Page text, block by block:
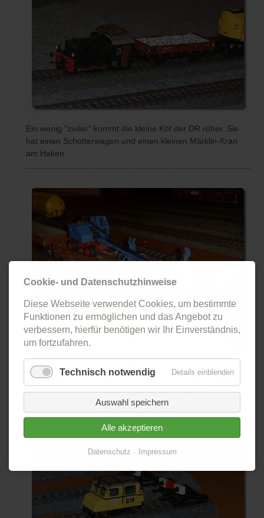
Ein wenig "ziviler" kommt die kleine Köf der DR rüber. Sie
hat einen Schotterwagen und einen kleinen Märklin-Kran
am Haken.
Auch Bagger mit Schaufel und Greifer ist auf einem
Waggon verladen. Auffällig ist die gute Ladungssicherung.
Da weiss jeder HAMSTer gleich: Da steckt Herbert
Cookie- und Datenschutzhinweise
Diese Webseite verwendet Cookies, um bestimmte
Funktionen zu ermöglichen und das Angebot zu
verbessern, hierfür benötigen wir Ihr Einverständnis,
um fortzufahren.
Technisch notwendig Details einblenden
Auswahl speichern
Alle akzeptieren
Datenschutz Impressum